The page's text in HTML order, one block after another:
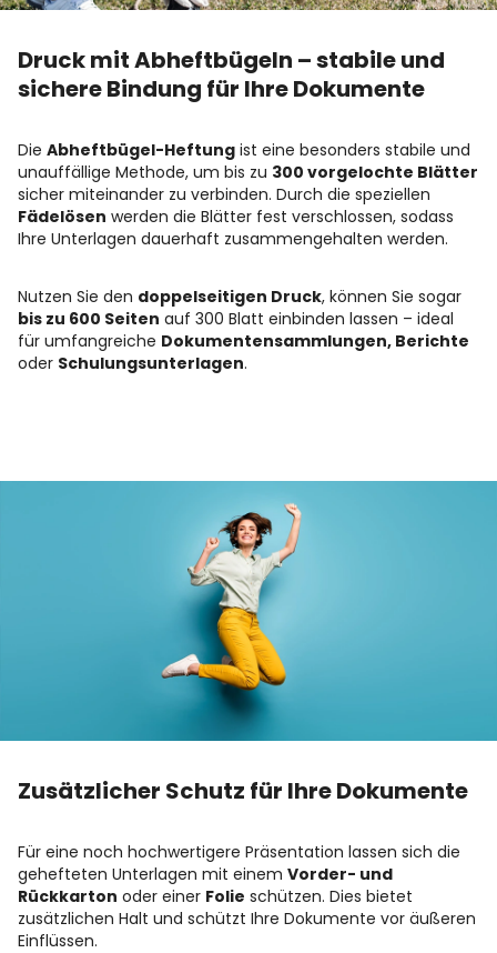
Druck mit Abheftbügeln – stabile und
sichere Bindung für Ihre Dokumente
Die Abheftbügel-Heftung ist eine besonders stabile und
unauffällige Methode, um bis zu 300 vorgelochte Blätter
sicher miteinander zu verbinden. Durch die speziellen
Fädelösen werden die Blätter fest verschlossen, sodass
Ihre Unterlagen dauerhaft zusammengehalten werden.
Nutzen Sie den doppelseitigen Druck, können Sie sogar
bis zu 600 Seiten auf 300 Blatt einbinden lassen – ideal
für umfangreiche Dokumentensammlungen, Berichte
oder Schulungsunterlagen.
Zusätzlicher Schutz für Ihre Dokumente
Für eine noch hochwertigere Präsentation lassen sich die
gehefteten Unterlagen mit einem Vorder- und
Rückkarton oder einer Folie schützen. Dies bietet
zusätzlichen Halt und schützt Ihre Dokumente vor äußeren
Einflüssen.